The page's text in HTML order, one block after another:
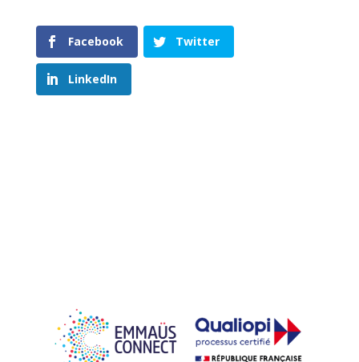
Facebook Twitter
LinkedIn